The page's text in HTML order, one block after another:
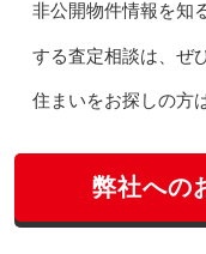
非公開物件情報を知
する査定相談は、ぜ
住まいをお探しの方
弊社への